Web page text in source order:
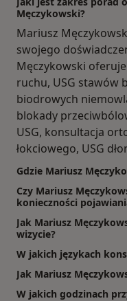
Męczykowski?
Mariusz
swojego
Męczykowski
ruchu, USG stawów
biodrowych
blokady
USG, konsultacja
łokciowego, USG
Gdzie Mariusz
Czy Mariusz
konieczności
Jak Mariusz
wizycie?
W jakich językach
Jak Mariusz
W jakich godzinach